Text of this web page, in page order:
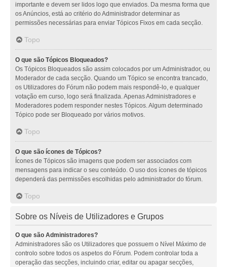
importante e devem ser lidos logo que enviados. Da mesma forma que
os Anúncios, está ao critério do Administrador determinar as
permissões necessárias para enviar Tópicos Fixos em cada secção.
Topo
O que são Tópicos Bloqueados?
Os Tópicos Bloqueados são assim colocados por um Administrador, ou
Moderador de cada secção. Quando um Tópico se encontra trancado,
os Utilizadores do Fórum não podem mais respondê-lo, e qualquer
votação em curso, logo será finalizada. Apenas Administradores e
Moderadores podem responder nestes Tópicos. Algum determinado
Tópico pode ser Bloqueado por vários motivos.
Topo
O que são ícones de Tópicos?
Ícones de Tópicos são imagens que podem ser associados com
mensagens para indicar o seu conteúdo. O uso dos ícones de tópicos
dependerá das permissões escolhidas pelo administrador do fórum.
Topo
Sobre os Níveis de Utilizadores e Grupos
O que são Administradores?
Administradores são os Utilizadores que possuem o Nível Máximo de
controlo sobre todos os aspetos do Fórum. Podem controlar toda a
operação das secções, incluindo criar, editar ou apagar secções,